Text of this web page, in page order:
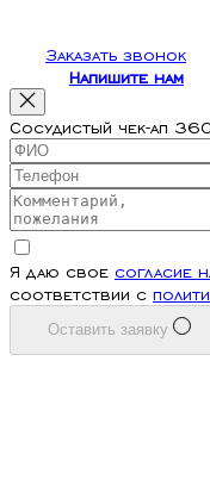
Заказать звонок
Напишите нам
Сосудистый чек-ап
Я даю свое согласие
соответствии с
Оставить заявку